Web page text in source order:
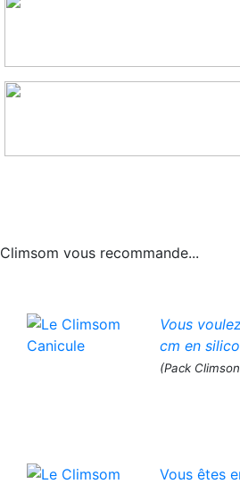
Climsom vous recommande...
Vous
cm en
(Pack
Vous êtes